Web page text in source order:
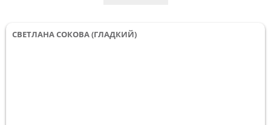
СВЕТЛАНА СОКОВА (ГЛАДКИЙ)